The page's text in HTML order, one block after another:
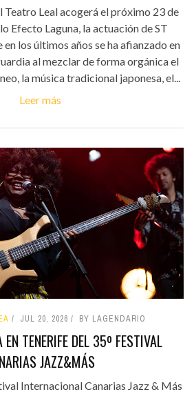
Teatro Leal acogerá el próximo 23 de
Efecto Laguna, la actuación de ST
los últimos años se ha afianzado en
al mezclar de forma orgánica el
la música tradicional japonesa, el...
Leer más
JUL 20, 2026 BY LAGENDARIO
TENERIFE DEL 35º FESTIVAL
JAZZ&MÁS
Internacional Canarias Jazz & Más